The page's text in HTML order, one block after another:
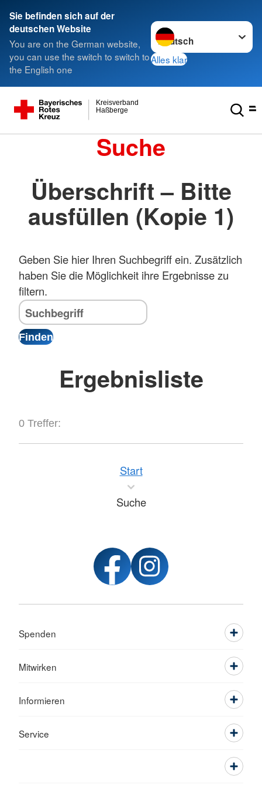
Sie befinden sich auf der
deutschen Website
You are on the German website,
you can use the switch to switch to
the English one
Sprache wechseln zu
Alles klar
Haßberge
Kreisverband
Suche
Überschrift – Bitte
ausfüllen (Kopie 1)
Geben Sie hier Ihren Suchbegriff ein. Zusätzlich
haben Sie die Möglichkeit ihre Ergebnisse zu
filtern.
Ergebnisliste
0 Treffer:
Start
Suche
Spenden
Mitwirken
Informieren
Service